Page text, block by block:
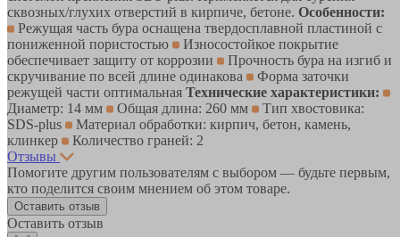
сквозных/глухих отверстий в кирпиче, бетоне. Особенности:
Режущая часть бура оснащена твердосплавной пластиной с
пониженной пористостью
Износостойкое покрытие
обеспечивает защиту от коррозии
Прочность бура на изгиб и
скручивание по всей длине одинакова
Форма заточки
режущей части оптимальная Технические характеристики:
Диаметр: 14 мм
Общая длина: 260 мм
Тип хвостовика:
SDS-plus
Материал обработки: кирпич, бетон, камень,
клинкер
Количество граней: 2
Отзывы
Помогите другим пользователям с выбором — будьте первым,
кто поделится своим мнением об этом товаре.
Оставить отзыв
Оставить отзыв